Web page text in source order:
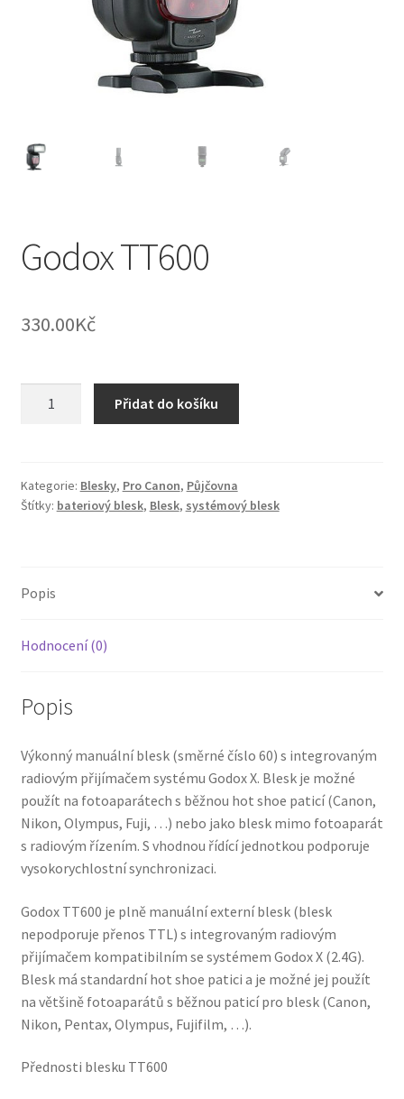
Godox TT600
330.00Kč
Přidat do košíku
Kategorie: Blesky, Pro Canon, Půjčovna
Štítky: bateriový blesk, Blesk, systémový blesk
Popis
Hodnocení (0)
Popis
Výkonný manuální blesk (směrné číslo 60) s integrovaným
radiovým přijímačem systému Godox X. Blesk je možné
použít na fotoaparátech s běžnou hot shoe paticí (Canon,
Nikon, Olympus, Fuji, …) nebo jako blesk mimo fotoaparát
s radiovým řízením. S vhodnou řídící jednotkou podporuje
vysokorychlostní synchronizaci.
Godox TT600 je plně manuální externí blesk (blesk
nepodporuje přenos TTL) s integrovaným radiovým
přijímačem kompatibilním se systémem Godox X (2.4G).
Blesk má standardní hot shoe patici a je možné jej použít
na většině fotoaparátů s běžnou paticí pro blesk (Canon,
Nikon, Pentax, Olympus, Fujifilm, …).
Přednosti blesku TT600